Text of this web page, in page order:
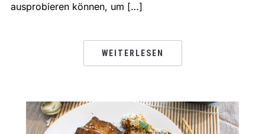
ausprobieren können, um […]
WEITERLESEN